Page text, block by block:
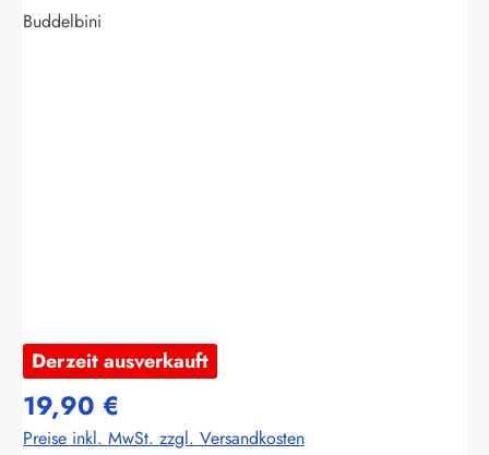
Buddelbini
Derzeit ausverkauft
19,90 €
Preise inkl. MwSt. zzgl. Versandkosten